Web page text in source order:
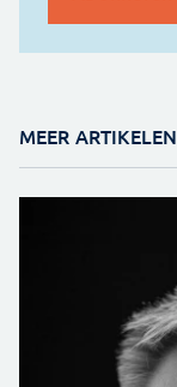
MEER ARTIKELEN